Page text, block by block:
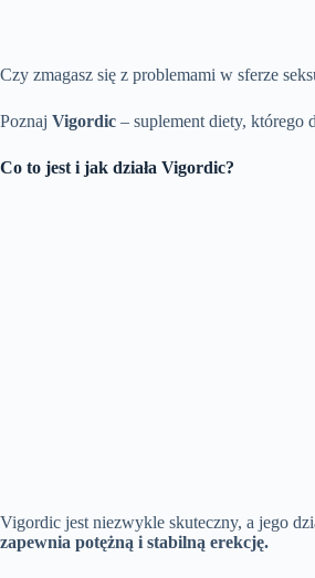
Czy zmagasz się z problemami w sferze
Poznaj Vigordic – suplement diety, którego
Co to jest i jak działa Vigordic?
Vigordic jest niezwykle skuteczny, a jego
zapewnia potężną i stabilną erekcję.